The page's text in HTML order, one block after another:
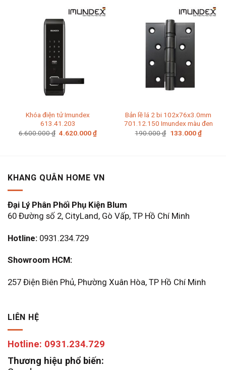
Khóa điện tử Imundex
613.41.203
6.600.000₫ Giá
4.620.000₫Giá
Bản lề lá 2 bi 102x76x3.0mm
701.12.150 Imundex màu đen
190.000₫ Giá
133.000₫Giá
hiện
KHANG QUÂN HOME VN
Đại Lý Phân Phối Phụ Kiện Blum
60 Đường số 2, CityLand, Gò Vấp, TP Hồ Chí Minh
Hotline: 0931.234.729
Showroom HCM:
257 Điện Biên Phủ, Phường Xuân Hòa, TP Hồ Chí Minh
LIÊN HỆ
Hotline: 0931.234.729
Thương hiệu phổ biến: